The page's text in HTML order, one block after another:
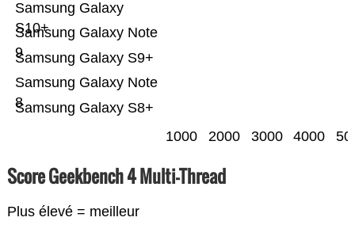
Samsung Galaxy S8+
Samsung Galaxy Note
8
Samsung Galaxy S9+
Samsung Galaxy Note
9
Samsung Galaxy
S10+
1000 2000 3000 4000
Score Geekbench 4 Multi-Thread
Plus élevé = meilleur